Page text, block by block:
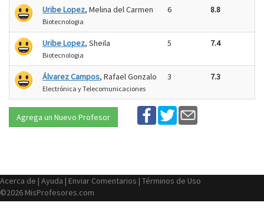
Uribe Lopez, Melina del Carmen
Biotecnologia
6 8.8
Uribe Lopez, Sheila
Biotecnologia
5 7.4
Álvarez Campos, Rafael Gonzalo
Electrónica y Telecomunicaciones
3 7.3
Agrega un Nuevo Profesor
Acerca de | Ayuda | Enviar Comentarios | Términos de Uso
©2026 MisProfesores.com